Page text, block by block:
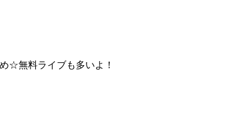
☆無料ライブも多いよ！